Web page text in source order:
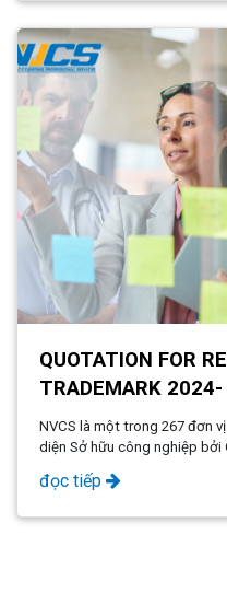
QUOTATION FOR
TRADEMARK
NVCS là một trong 267 đơn
diện Sở hữu công nghiệp bởi
267 units in Vietnam
Intellectual Property.
đọc tiếp